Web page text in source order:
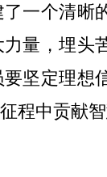
一个清晰
量，埋头
坚定理想
程中贡献智